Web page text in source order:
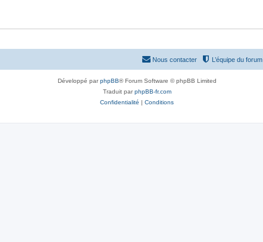
L’équipe du forum
Nous contacter
Développé parphpBB® Forum Software © phpBB Limited
Traduit parphpBB-fr.com
Confidentialité | Conditions